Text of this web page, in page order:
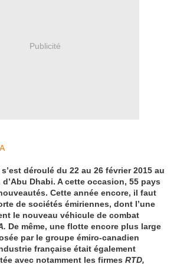
Publicité
s’est déroulé du 22 au 26 février 2015 au
Dhabi. A cette occasion, 55 pays
Cette année encore, il faut
de sociétés émiriennes, dont l’une
le nouveau véhicule de combat
De même, une flotte encore plus large
par le groupe émiro-canadien
française était également
avec notamment les firmes RTD,